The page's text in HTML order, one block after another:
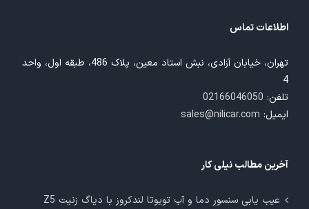
اطلاعات تماس
تهران، خیابان آزادی، نبش استاد معین، پلاک 486، طبقه اول، واحد
4
تلفن: 02166046050
ایمیل: sales@nilicar.com
آخرین مطالب نیلی کار
عیب یابی سنسور دما و آب تویوتا لندکروز با دیاگ زنیت Z5